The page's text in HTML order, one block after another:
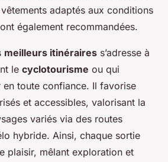
adaptés aux conditions
également recommandées.
meilleurs itinéraires s’adresse à
le cyclotourisme ou qui
en toute confiance. Il favorise
et accessibles, valorisant la
variés via des routes
hybride. Ainsi, chaque sortie
plaisir, mêlant exploration et